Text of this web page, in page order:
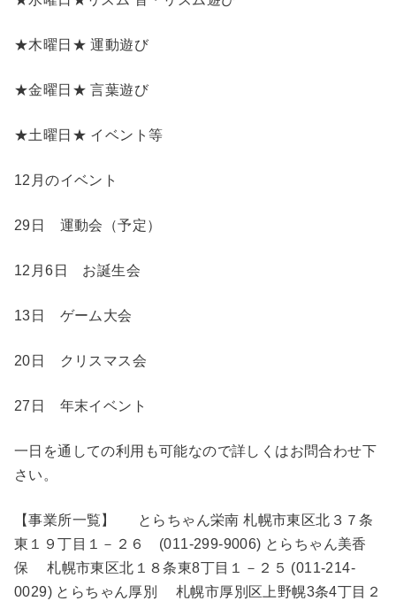
★木曜日★ 運動遊び
★金曜日★ 言葉遊び
★土曜日★ イベント等
12月のイベント
29日 運動会（予定）
12月6日 お誕生会
13日 ゲーム大会
20日 クリスマス会
27日 年末イベント
一日を通しての利用も可能なので詳しくはお問合わせ下
さい。
【事業所一覧】 とらちゃん栄南 札幌市東区北３７条
東１９丁目１－２６ (011-299-9006) とらちゃん美香
保 札幌市東区北１８条東8丁目１－２５ (011-214-
0029) とらちゃん厚別 札幌市厚別区上野幌3条4丁目２